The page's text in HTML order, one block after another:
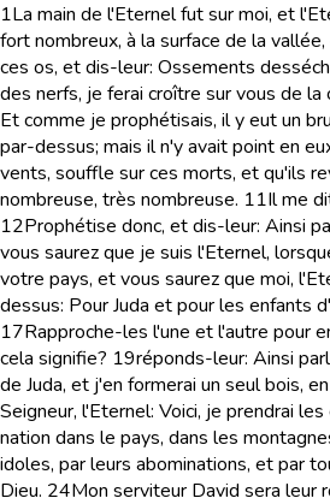
1La main de l'Eternel fut sur moi, et
fort nombreux, à la surface de la
ces os, et dis-leur: Ossements
des nerfs, je ferai croître sur vous de
Et comme je prophétisais, il y eut un
par-dessus; mais il n'y avait point en
vents, souffle sur ces morts, et qu'ils
nombreuse, très nombreuse. 11Il me
12Prophétise donc, et dis-leur: Ainsi
vous saurez que je suis l'Eternel,
votre pays, et vous saurez que moi,
dessus: Pour Juda et pour les enfants
17Rapproche-les l'une et l'autre pour
cela signifie? 19réponds-leur: Ainsi
de Juda, et j'en formerai un seul bois,
Seigneur, l'Eternel: Voici, je prendrai
nation dans le pays, dans les
idoles, par leurs abominations, et par
Dieu. 24Mon serviteur David sera leur